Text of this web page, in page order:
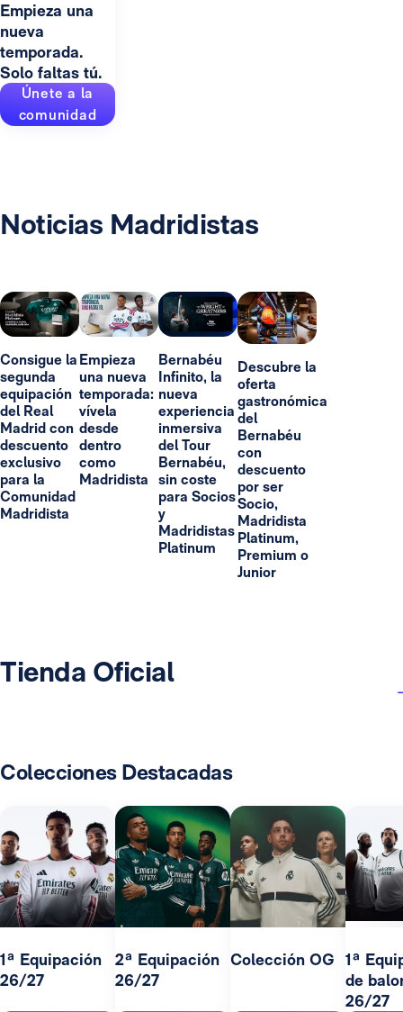
Empieza una
nueva
temporada.
Solo faltas tú.
Únete a la
comunidad
Noticias Madridistas
Consigue la
segunda
equipación
del Real
Madrid con
descuento
exclusivo
para la
Comunidad
Madridista
Empieza
una nueva
temporada:
vívela
desde
dentro
como
Madridista
Bernabéu
Infinito, la
nueva
experiencia
inmersiva
del Tour
Bernabéu,
sin coste
para Socios
y
Madridistas
Platinum
Descubre la
oferta
gastronómica
del
Bernabéu
con
descuento
por ser
Socio,
Madridista
Platinum,
Premium o
Junior
Tienda Oficial
Colecciones Destacadas
1ª Equipación
26/27
2ª Equipación
26/27
Colección OG
1ª
de
26/27